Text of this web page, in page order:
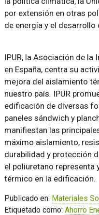
por extensión en otras
de energía y el
IPUR, la Asociación de
en España, centra su
mejora del aislamiento
nuestro país. IPUR
edificación de diversas
paneles sándwich y
manifiestan las
máximo aislamiento,
durabilidad y protección
el poliuretano representa
térmico en la edificación.
Publicado en: Materiales
Etiquetado como: Ahorro